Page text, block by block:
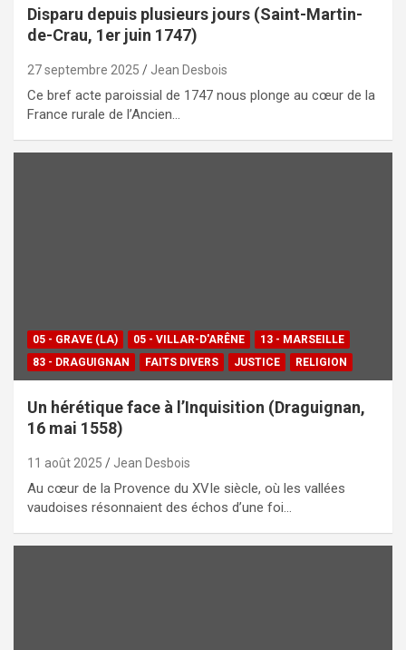
Disparu depuis plusieurs jours (Saint-Martin-
de-Crau, 1er juin 1747)
27 septembre 2025 Jean Desbois
Ce bref acte paroissial de 1747 nous plonge au cœur de la
France rurale de l’Ancien…
05 - GRAVE (LA) 05 - VILLAR-D'ARÊNE
13 - MARSEILLE
83 - DRAGUIGNAN
FAITS DIVERS JUSTICE RELIGION
Un hérétique face à l’Inquisition (Draguignan,
16 mai 1558)
11 août 2025 Jean Desbois
Au cœur de la Provence du XVIe siècle, où les vallées
vaudoises résonnaient des échos d’une foi…